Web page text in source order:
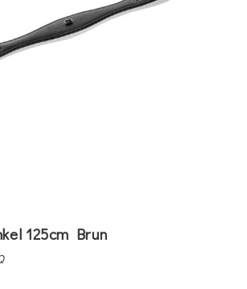
125cm Brun